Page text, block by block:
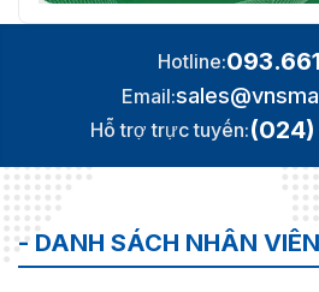
Hotline:
Email:
Hỗ trợ trực tuyến:
- DANH SÁCH NHÂN